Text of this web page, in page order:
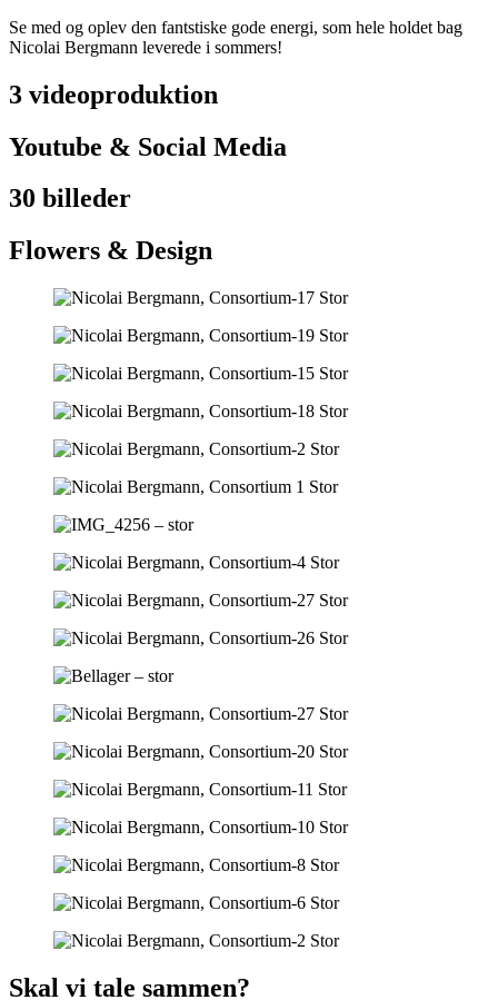
Se med og oplev den fantstiske gode energi, som hele holdet bag
Nicolai Bergmann leverede i sommers!
3 videoproduktion
Youtube & Social Media
30 billeder
Flowers & Design
Skal vi tale sammen?